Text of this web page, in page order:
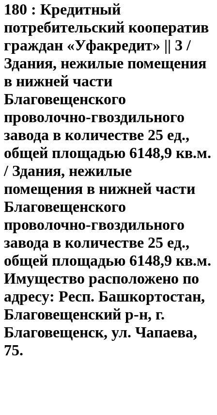
180 : Кредитный
потребительский кооператив
граждан «Уфакредит» || 3 /
Здания, нежилые помещения
в нижней части
Благовещенского
проволочно-гвоздильного
завода в количестве 25 ед.,
общей площадью 6148,9 кв.м.
/ Здания, нежилые
помещения в нижней части
Благовещенского
проволочно-гвоздильного
завода в количестве 25 ед.,
общей площадью 6148,9 кв.м.
Имущество расположено по
адресу: Респ. Башкортостан,
Благовещенский р-н, г.
Благовещенск, ул. Чапаева,
75.